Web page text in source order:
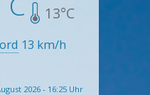
13°C
13 km/h
2026 - 16:25 Uhr